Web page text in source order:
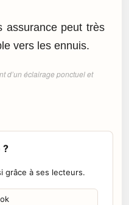
assurance peut très
vers les ennuis.
d’un éclairage ponctuel et
?
grâce à ses lecteurs.